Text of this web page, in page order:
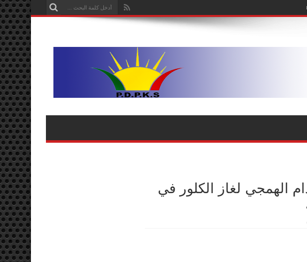
الهمجي لغاز الكلور في